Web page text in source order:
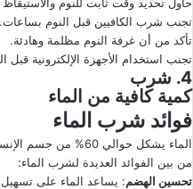
تجنب شرب الكافيين قبل النوم بساعات.
تأكد من أن غرفة النوم مظلمة وهادئة.
تجنب استخدام الأجهزة الإلكترونية قبل
4. شرب
كمية كافية من الماء
فوائد شرب الماء
الماء يشكل حوالي
من بين الفوائد العديدة لشرب الماء:
تحسين الهضم: يساعد الماء على